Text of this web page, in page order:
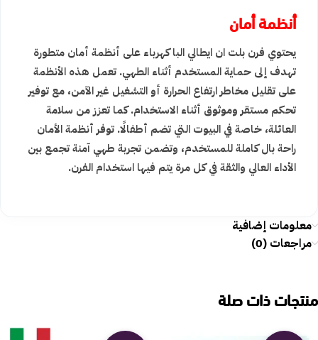
أنظمة أمان
يحتوي فرن بلت ان ايطالي البا كهرباء على أنظمة أمان متطورة
تهدف إلى حماية المستخدم أثناء الطهي. تعمل هذه الأنظمة
على تقليل مخاطر ارتفاع الحرارة أو التشغيل غير الآمن، مع توفير
تحكم مستقر وموثوق أثناء الاستخدام. كما تعزز من سلامة
العائلة، خاصة في البيوت التي تضم أطفالًا. توفر أنظمة الأمان
راحة بال كاملة للمستخدم، وتضمن تجربة طهي آمنة تجمع بين
الأداء العالي والثقة في كل مرة يتم فيها استخدام الفرن.
معلومات إضافية
مراجعات (0)
منتجات ذات صلة